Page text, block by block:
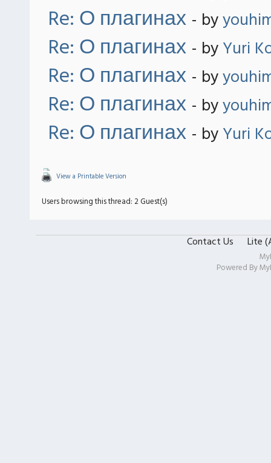
Re: О плагинах - by
Re: О плагинах - byYuri
Re: О плагинах - by
Re: О плагинах - by
Re: О плагинах - byYuri
View a Printable Version
Users browsing this thread: 2 Guest(s)
Contact Us Lite
Powered By